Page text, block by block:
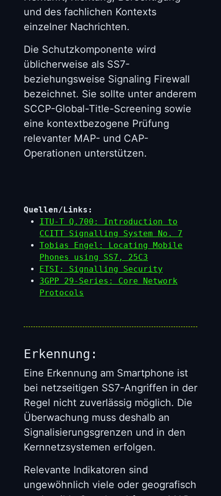
und des fachlichen Kontexts
einzelner Nachrichten.
Die Schutzkomponente wird
üblicherweise als SS7-
beziehungsweise Signaling Firewall
bezeichnet. Sie sollte unter anderem
SCCP-Global-Title-Screening sowie
eine kontextbezogene Prüfung
relevanter MAP- und CAP-
Operationen unterstützen.
Quellen/Links:
ITU-T Q.700: Introduction to
CCITT Signalling System No. 7
Tobias Engel: Locating Mobile
Phones using SS7, 25C3
ETSI: Signalling Security
3GPP 29-Series: Core Network
Protocols
Erkennung:
Eine Erkennung am Smartphone ist
bei netzseitigen SS7-Angriffen in der
Regel nicht zuverlässig möglich. Die
Überwachung muss deshalb an
Signalisierungsgrenzen und in den
Kernnetzsystemen erfolgen.
Relevante Indikatoren sind
ungewöhnlich viele oder geografisch